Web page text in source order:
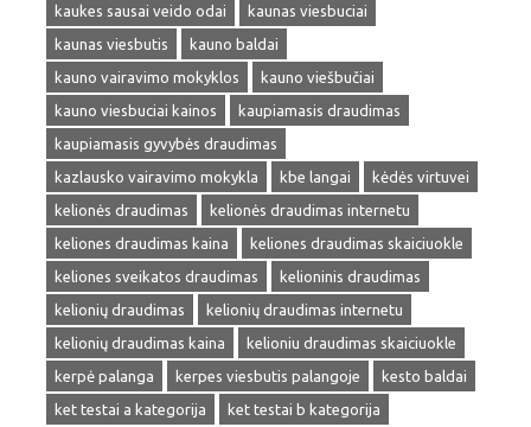
kaukes sausai veido odai
kaunas viesbuciai
kaunas viesbutis
kauno baldai
kauno vairavimo mokyklos
kauno viešbučiai
kauno viesbuciai kainos
kaupiamasis draudimas
kaupiamasis gyvybės draudimas
kazlausko vairavimo mokykla
kbe langai
kėdės virtuvei
kelionės draudimas
kelionės draudimas internetu
keliones draudimas kaina
keliones draudimas skaiciuokle
keliones sveikatos draudimas
kelioninis draudimas
kelionių draudimas
kelionių draudimas internetu
kelionių draudimas kaina
kelioniu draudimas skaiciuokle
kerpė palanga
kerpes viesbutis palangoje
kesto baldai
ket testai a kategorija
ket testai b kategorija